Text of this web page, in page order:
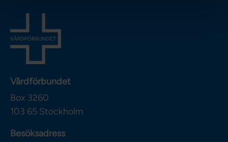
Vårdförbundet
Box 3260
103 65 Stockholm
Besöksadress